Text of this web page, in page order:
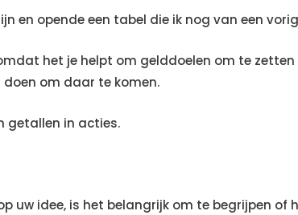
en opende een tabel die ik nog van een
het je helpt om gelddoelen om te
om daar te komen.
getallen in acties.
uw idee, is het belangrijk om te begrijpen of